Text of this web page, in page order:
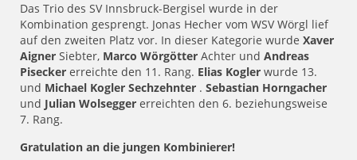
Das Trio des SV Innsbruck-Bergisel wurde in der
Kombination gesprengt. Jonas Hecher vom WSV Wörgl lief
auf den zweiten Platz vor. In dieser Kategorie wurde Xaver
Aigner Siebter, Marco Wörgötter Achter und Andreas
Pisecker erreichte den 11. Rang. Elias Kogler wurde 13.
und Michael Kogler Sechzehnter . Sebastian Horngacher
und Julian Wolsegger erreichten den 6. beziehungsweise
7. Rang.
Gratulation an die jungen Kombinierer!